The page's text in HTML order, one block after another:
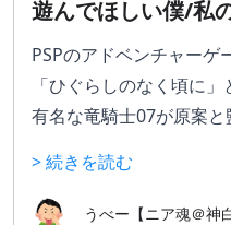
遊んでほしい僕/私
PSPのアドベンチャーゲ
「ひぐらしのなく頃に
有名な竜騎士07が原案と
しています。
主人公の九澄博士が引っ
> 続きを読む
うべー【ニア魂＠神